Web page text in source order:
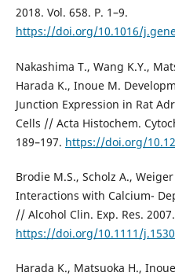
2018. Vol. 658. P. 1–9.
https://doi.org/10.1016/
Nakashima T., Wang K.Y.,
Harada K., Inoue M.
Junction Expression in Rat
Cells // Acta Histochem.
189–197. https://doi.org/
Brodie M.S., Scholz A.,
Interactions with Calcium-
// Alcohol Clin. Exp. Res.
https://doi.org/10.1111/
Harada K., Matsuoka H.,